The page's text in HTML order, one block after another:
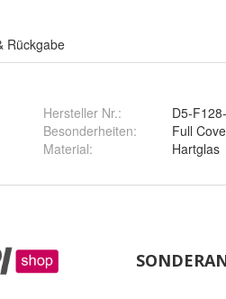
Rückgabe
Hersteller Nr.:
D5-
Besonderheiten:
Full
Material: Hartglas